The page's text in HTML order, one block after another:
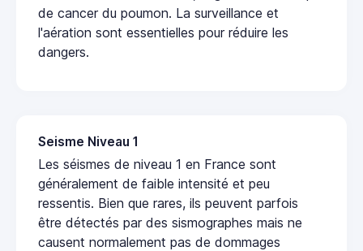
de cancer du poumon. La surveillance et
l'aération sont essentielles pour réduire les
dangers.
Seisme Niveau 1
Les séismes de niveau 1 en France sont
généralement de faible intensité et peu
ressentis. Bien que rares, ils peuvent parfois
être détectés par des sismographes mais ne
causent normalement pas de dommages